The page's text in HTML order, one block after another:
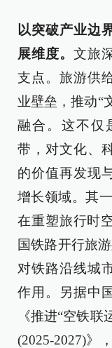
以突破产业边
展维度。 文旅
支点。旅游供
业壁垒，推动“
融合。这不仅
带，对文化、
的价值再发现
增长领域。其
在重塑旅行时
国铁路开行旅
对铁路沿线城
作用。另据中
《推进“空铁
(2025-2027)》